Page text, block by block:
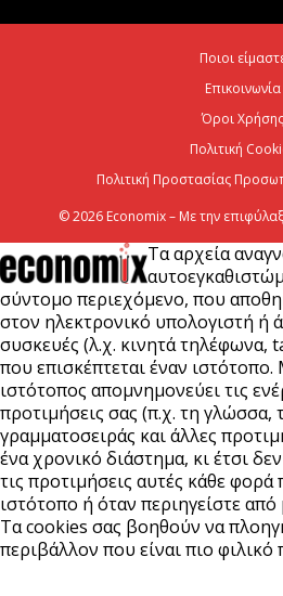
Ποιοι
Επικοινωνία
Όροι Χρήσης
Πολιτική
Πολιτική Προστασίας
© 2026 Economix – Με την
Τα αρχεία
σύντομο περιεχόμενο, που
στον ηλεκτρονικό υπολογιστή ή
συσκευές (λ.χ. κινητά τηλέφωνα,
που επισκέπτεται έναν
ιστότοπος απομνημονεύει τις
προτιμήσεις σας (π.χ. τη γλώσσα,
γραμματοσειράς και άλλες
ένα χρονικό διάστημα, κι έτσι
τις προτιμήσεις αυτές κάθε φορά
ιστότοπο ή όταν περιηγείστε
Τα cookies σας βοηθούν να
περιβάλλον που είναι πιο